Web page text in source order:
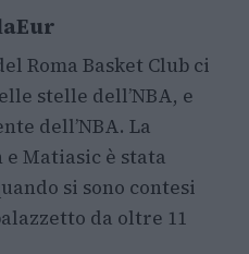
Roma Basket Club ci
stelle dell’NBA, e
dell’NBA. La
Matiasic è stata
si sono contesi
da oltre 11